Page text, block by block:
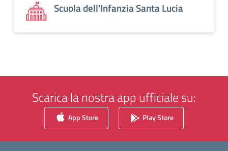
Scuola dell'Infanzia Santa Lucia
Scarica la nostra app ufficiale su:
App Store Play Store